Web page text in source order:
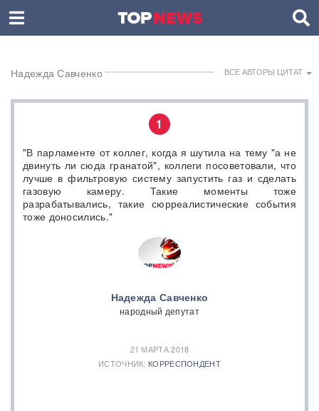
Надежда Савченко ВСЕ АВТОРЫ ЦИТАТ
1
"В парламенте от коллег, когда я шутила на тему "а не
двинуть ли сюда гранатой", коллеги посоветовали, что
лучше в фильтровую систему запустить газ и сделать
газовую камеру. Такие моменты тоже
разрабатывались, такие сюрреалистические события
тоже доносились."
Надежда Савченко
народный депутат
21 МАРТА 2018
ИСТОЧНИК: КОРРЕСПОНДЕНТ